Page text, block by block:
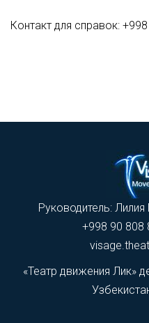
Контакт для справок:
Руководитель:
+998 90 808
«Театр движения Лик»